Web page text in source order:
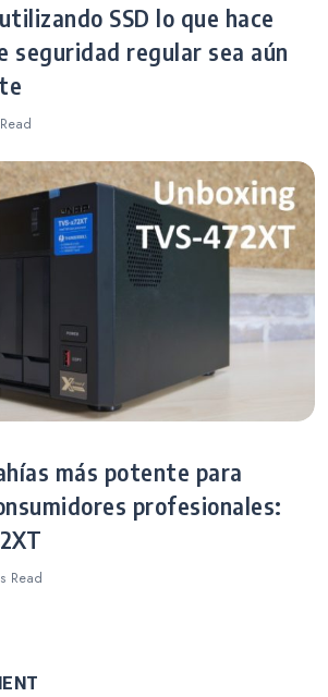
SSD lo que hace
seguridad regular sea aún
Read
más potente para
profesionales:
Read